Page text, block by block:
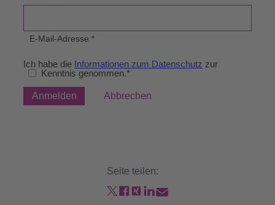
Seite teilen: